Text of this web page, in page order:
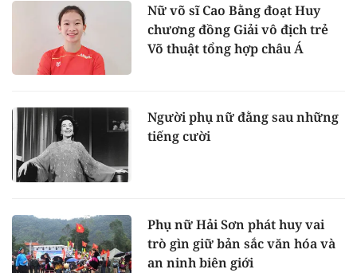
Nữ võ sĩ Cao Bằng đoạt Huy
chương đồng Giải vô địch trẻ
Võ thuật tổng hợp châu Á
Người phụ nữ đằng sau những
tiếng cười
Phụ nữ Hải Sơn phát huy vai
trò gìn giữ bản sắc văn hóa và
an ninh biên giới